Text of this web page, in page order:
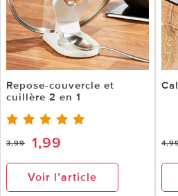
Repose-couvercle et
cuillère 2 en 1
3,99 1,99
Voir l’article